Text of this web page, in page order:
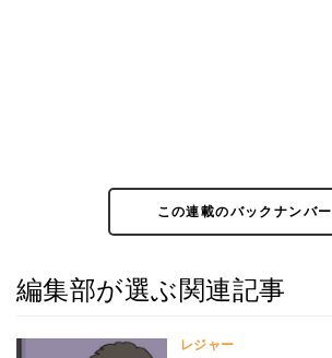
この連載のバックナンバー
編集部が選ぶ関連記事
レジャー